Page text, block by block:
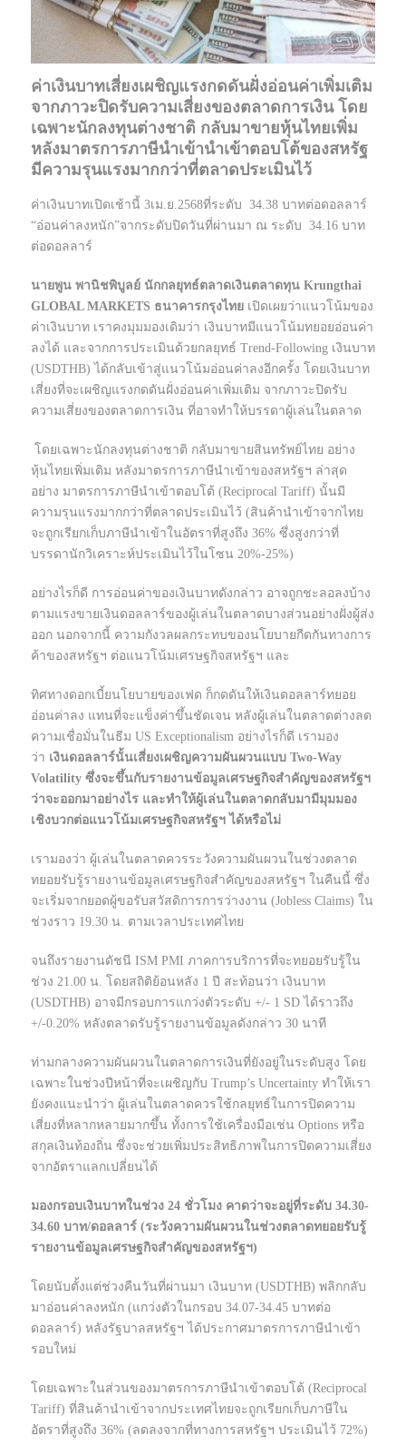
ค่าเงินบาทเสี่ยงเผชิญแรงกดดันฝั่งอ่อนค่าเพิ่มเติม
จากภาวะปิดรับความเสี่ยงของตลาดการเงิน โดย
เฉพาะนักลงทุนต่างชาติ กลับมาขายหุ้นไทยเพิ่ม
หลังมาตรการภาษีนำเข้านำเข้าตอบโต้ของสหรัฐ
มีความรุนแรงมากกว่าที่ตลาดประเมินไว้
ค่าเงินบาทเปิดเช้านี้ 3เม.ย.2568ที่ระดับ 34.38 บาทต่อดอลลาร์
“อ่อนค่าลงหนัก”จากระดับปิดวันที่ผ่านมา ณ ระดับ 34.16 บาท
ต่อดอลลาร์
นายพูน พานิชพิบูลย์ นักกลยุทธ์ตลาดเงินตลาดทุน Krungthai
GLOBAL MARKETS ธนาคารกรุงไทย เปิดเผยว่าแนวโน้มของ
ค่าเงินบาท เราคงมุมมองเดิมว่า เงินบาทมีแนวโน้มทยอยอ่อนค่า
ลงได้ และจากการประเมินด้วยกลยุทธ์ Trend-Following เงินบาท
(USDTHB) ได้กลับเข้าสู่แนวโน้มอ่อนค่าลงอีกครั้ง โดยเงินบาท
เสี่ยงที่จะเผชิญแรงกดดันฝั่งอ่อนค่าเพิ่มเติม จากภาวะปิดรับ
ความเสี่ยงของตลาดการเงิน ที่อาจทำให้บรรดาผู้เล่นในตลาด
โดยเฉพาะนักลงทุนต่างชาติ กลับมาขายสินทรัพย์ไทย อย่าง
หุ้นไทยเพิ่มเติม หลังมาตรการภาษีนำเข้าของสหรัฐฯ ล่าสุด
อย่าง มาตรการภาษีนำเข้าตอบโต้ (Reciprocal Tariff) นั้นมี
ความรุนแรงมากกว่าที่ตลาดประเมินไว้ (สินค้านำเข้าจากไทย
จะถูกเรียกเก็บภาษีนำเข้าในอัตราที่สูงถึง 36% ซึ่งสูงกว่าที่
บรรดานักวิเคราะห์ประเมินไว้ในโซน 20%-25%)
อย่างไรก็ดี การอ่อนค่าของเงินบาทดังกล่าว อาจถูกชะลอลงบ้าง
ตามแรงขายเงินดอลลาร์ของผู้เล่นในตลาดบางส่วนอย่างฝั่งผู้ส่ง
ออก นอกจากนี้ ความกังวลผลกระทบของนโยบายกีดกันทางการ
ค้าของสหรัฐฯ ต่อแนวโน้มเศรษฐกิจสหรัฐฯ และ
ทิศทางดอกเบี้ยนโยบายของเฟด ก็กดดันให้เงินดอลลาร์ทยอย
อ่อนค่าลง แทนที่จะแข็งค่าขึ้นชัดเจน หลังผู้เล่นในตลาดต่างลด
ความเชื่อมั่นในธีม US Exceptionalism อย่างไรก็ดี เรามอง
ว่า เงินดอลลาร์นั้นเสี่ยงเผชิญความผันผวนแบบ Two-Way
Volatility ซึ่งจะขึ้นกับรายงานข้อมูลเศรษฐกิจสำคัญของสหรัฐฯ
ว่าจะออกมาอย่างไร และทำให้ผู้เล่นในตลาดกลับมามีมุมมอง
เชิงบวกต่อแนวโน้มเศรษฐกิจสหรัฐฯ ได้หรือไม่
เรามองว่า ผู้เล่นในตลาดควรระวังความผันผวนในช่วงตลาด
ทยอยรับรู้รายงานข้อมูลเศรษฐกิจสำคัญของสหรัฐฯ ในคืนนี้ ซึ่ง
จะเริ่มจากยอดผู้ขอรับสวัสดิการการว่างงาน (Jobless Claims) ใน
ช่วงราว 19.30 น. ตามเวลาประเทศไทย
จนถึงรายงานดัชนี ISM PMI ภาคการบริการที่จะทยอยรับรู้ใน
ช่วง 21.00 น. โดยสถิติย้อนหลัง 1 ปี สะท้อนว่า เงินบาท
(USDTHB) อาจมีกรอบการแกว่งตัวระดับ +/- 1 SD ได้ราวถึง
+/-0.20% หลังตลาดรับรู้รายงานข้อมูลดังกล่าว 30 นาที
ท่ามกลางความผันผวนในตลาดการเงินที่ยังอยู่ในระดับสูง โดย
เฉพาะในช่วงปีหน้าที่จะเผชิญกับ Trump’s Uncertainty ทำให้เรา
ยังคงแนะนำว่า ผู้เล่นในตลาดควรใช้กลยุทธ์ในการปิดความ
เสี่ยงที่หลากหลายมากขึ้น ทั้งการใช้เครื่องมือเช่น Options หรือ
สกุลเงินท้องถิ่น ซึ่งจะช่วยเพิ่มประสิทธิภาพในการปิดความเสี่ยง
จากอัตราแลกเปลี่ยนได้
มองกรอบเงินบาทในช่วง 24 ชั่วโมง คาดว่าจะอยู่ที่ระดับ 34.30-
34.60 บาท/ดอลลาร์ (ระวังความผันผวนในช่วงตลาดทยอยรับรู้
รายงานข้อมูลเศรษฐกิจสำคัญของสหรัฐฯ)
โดยนับตั้งแต่ช่วงคืนวันที่ผ่านมา เงินบาท (USDTHB) พลิกกลับ
มาอ่อนค่าลงหนัก (แกว่งตัวในกรอบ 34.07-34.45 บาทต่อ
ดอลลาร์) หลังรัฐบาลสหรัฐฯ ได้ประกาศมาตรการภาษีนำเข้า
รอบใหม่
โดยเฉพาะในส่วนของมาตรการภาษีนำเข้าตอบโต้ (Reciprocal
Tariff) ที่สินค้านำเข้าจากประเทศไทยจะถูกเรียกเก็บภาษีใน
อัตราที่สูงถึง 36% (ลดลงจากที่ทางการสหรัฐฯ ประเมินไว้ 72%)